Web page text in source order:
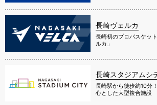
長崎ヴェルカ
長崎初のプロバスケッ
ルカ」
長崎スタジアムシ
長崎駅から徒歩約10分
心とした大型複合施設